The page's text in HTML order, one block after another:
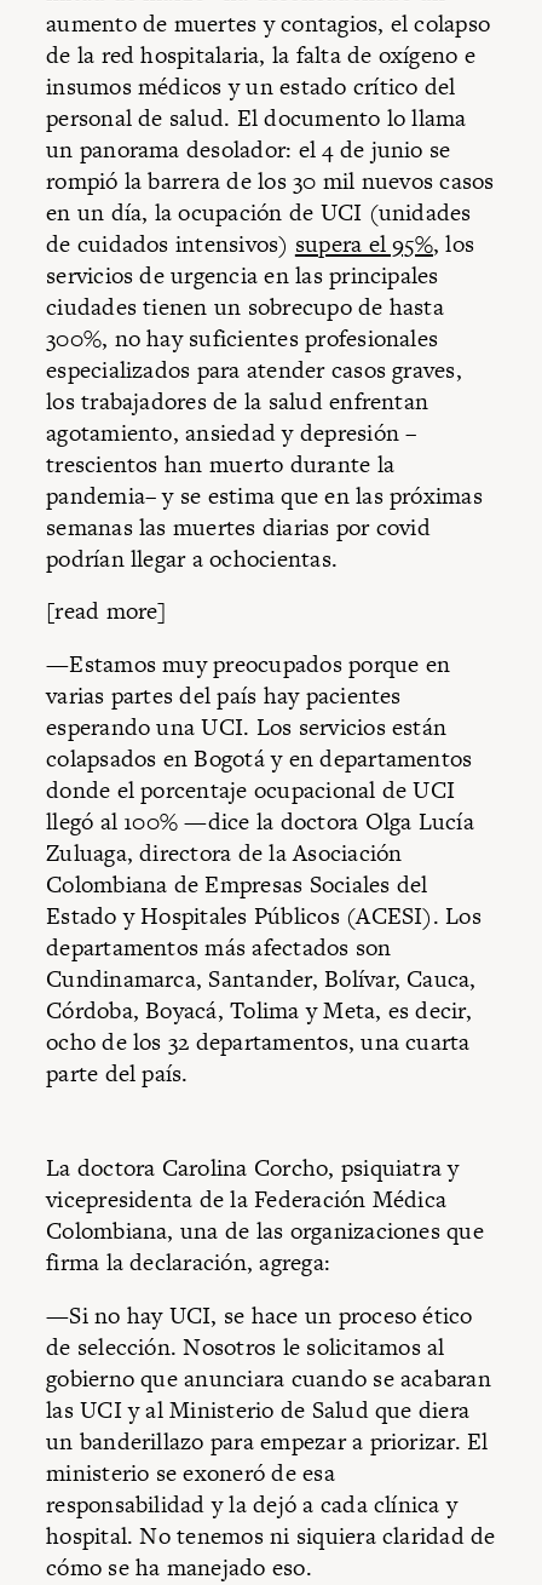
aumento de muertes y contagios, el colapso
de la red hospitalaria, la falta de oxígeno e
insumos médicos y un estado crítico del
personal de salud. El documento lo llama
un panorama desolador: el 4 de junio se
rompió la barrera de los 30 mil nuevos casos
en un día, la ocupación de UCI (unidades
de cuidados intensivos) supera el 95%, los
servicios de urgencia en las principales
ciudades tienen un sobrecupo de hasta
300%, no hay suficientes profesionales
especializados para atender casos graves,
los trabajadores de la salud enfrentan
agotamiento, ansiedad y depresión –
trescientos han muerto durante la
pandemia– y se estima que en las próximas
semanas las muertes diarias por covid
podrían llegar a ochocientas.
[read more]
—Estamos muy preocupados porque en
varias partes del país hay pacientes
esperando una UCI. Los servicios están
colapsados en Bogotá y en departamentos
donde el porcentaje ocupacional de UCI
llegó al 100% —dice la doctora Olga Lucía
Zuluaga, directora de la Asociación
Colombiana de Empresas Sociales del
Estado y Hospitales Públicos (ACESI). Los
departamentos más afectados son
Cundinamarca, Santander, Bolívar, Cauca,
Córdoba, Boyacá, Tolima y Meta, es decir,
ocho de los 32 departamentos, una cuarta
parte del país.
La doctora Carolina Corcho, psiquiatra y
vicepresidenta de la Federación Médica
Colombiana, una de las organizaciones que
firma la declaración, agrega:
—Si no hay UCI, se hace un proceso ético
de selección. Nosotros le solicitamos al
gobierno que anunciara cuando se acabaran
las UCI y al Ministerio de Salud que diera
un banderillazo para empezar a priorizar. El
ministerio se exoneró de esa
responsabilidad y la dejó a cada clínica y
hospital. No tenemos ni siquiera claridad de
cómo se ha manejado eso.